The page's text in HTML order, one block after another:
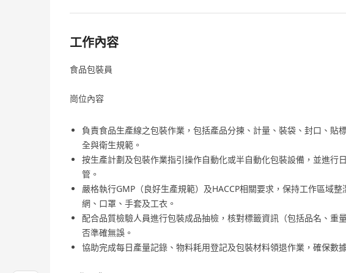
工作內容
食品包裝員
崗位內容
負責食品生產線之包裝作業，包括產品分揀、計量、裝袋、封口、貼
全與衛生規範。
按生產計劃及包裝作業指引操作自動化或半自動化包裝設備，並進行
管。
嚴格執行GMP（良好生產規範）及HACCP相關要求，保持工作區域
網、口罩、手套及工衣。
配合品質檢驗人員進行包裝成品抽檢，核對標籤資訊（包括品名、重
否準確無誤。
協助完成每日產量記錄、物料耗用登記及包裝材料領退作業，確保數